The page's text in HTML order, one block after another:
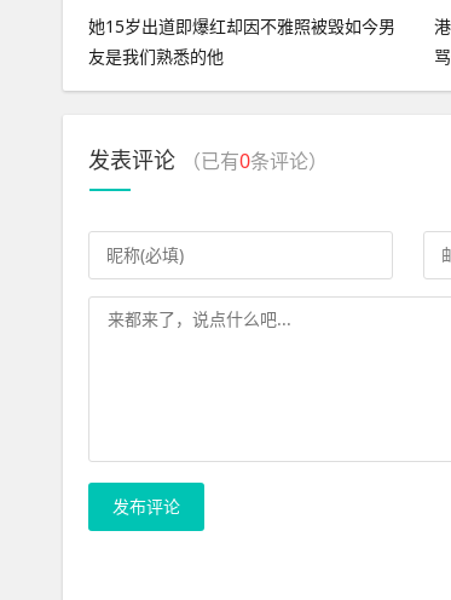
她15岁出道即爆红却因不雅照被毁如今男
友是我们熟悉的他
发表评论 （已有0条评论）
发布评论